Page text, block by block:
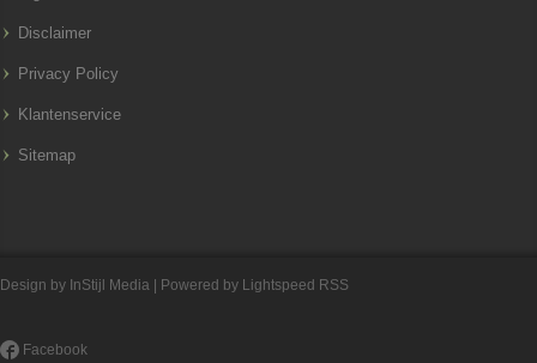
Disclaimer
Privacy Policy
Klantenservice
Sitemap
Design by InStijl Media | Powered by Lightspeed RSS
Facebook